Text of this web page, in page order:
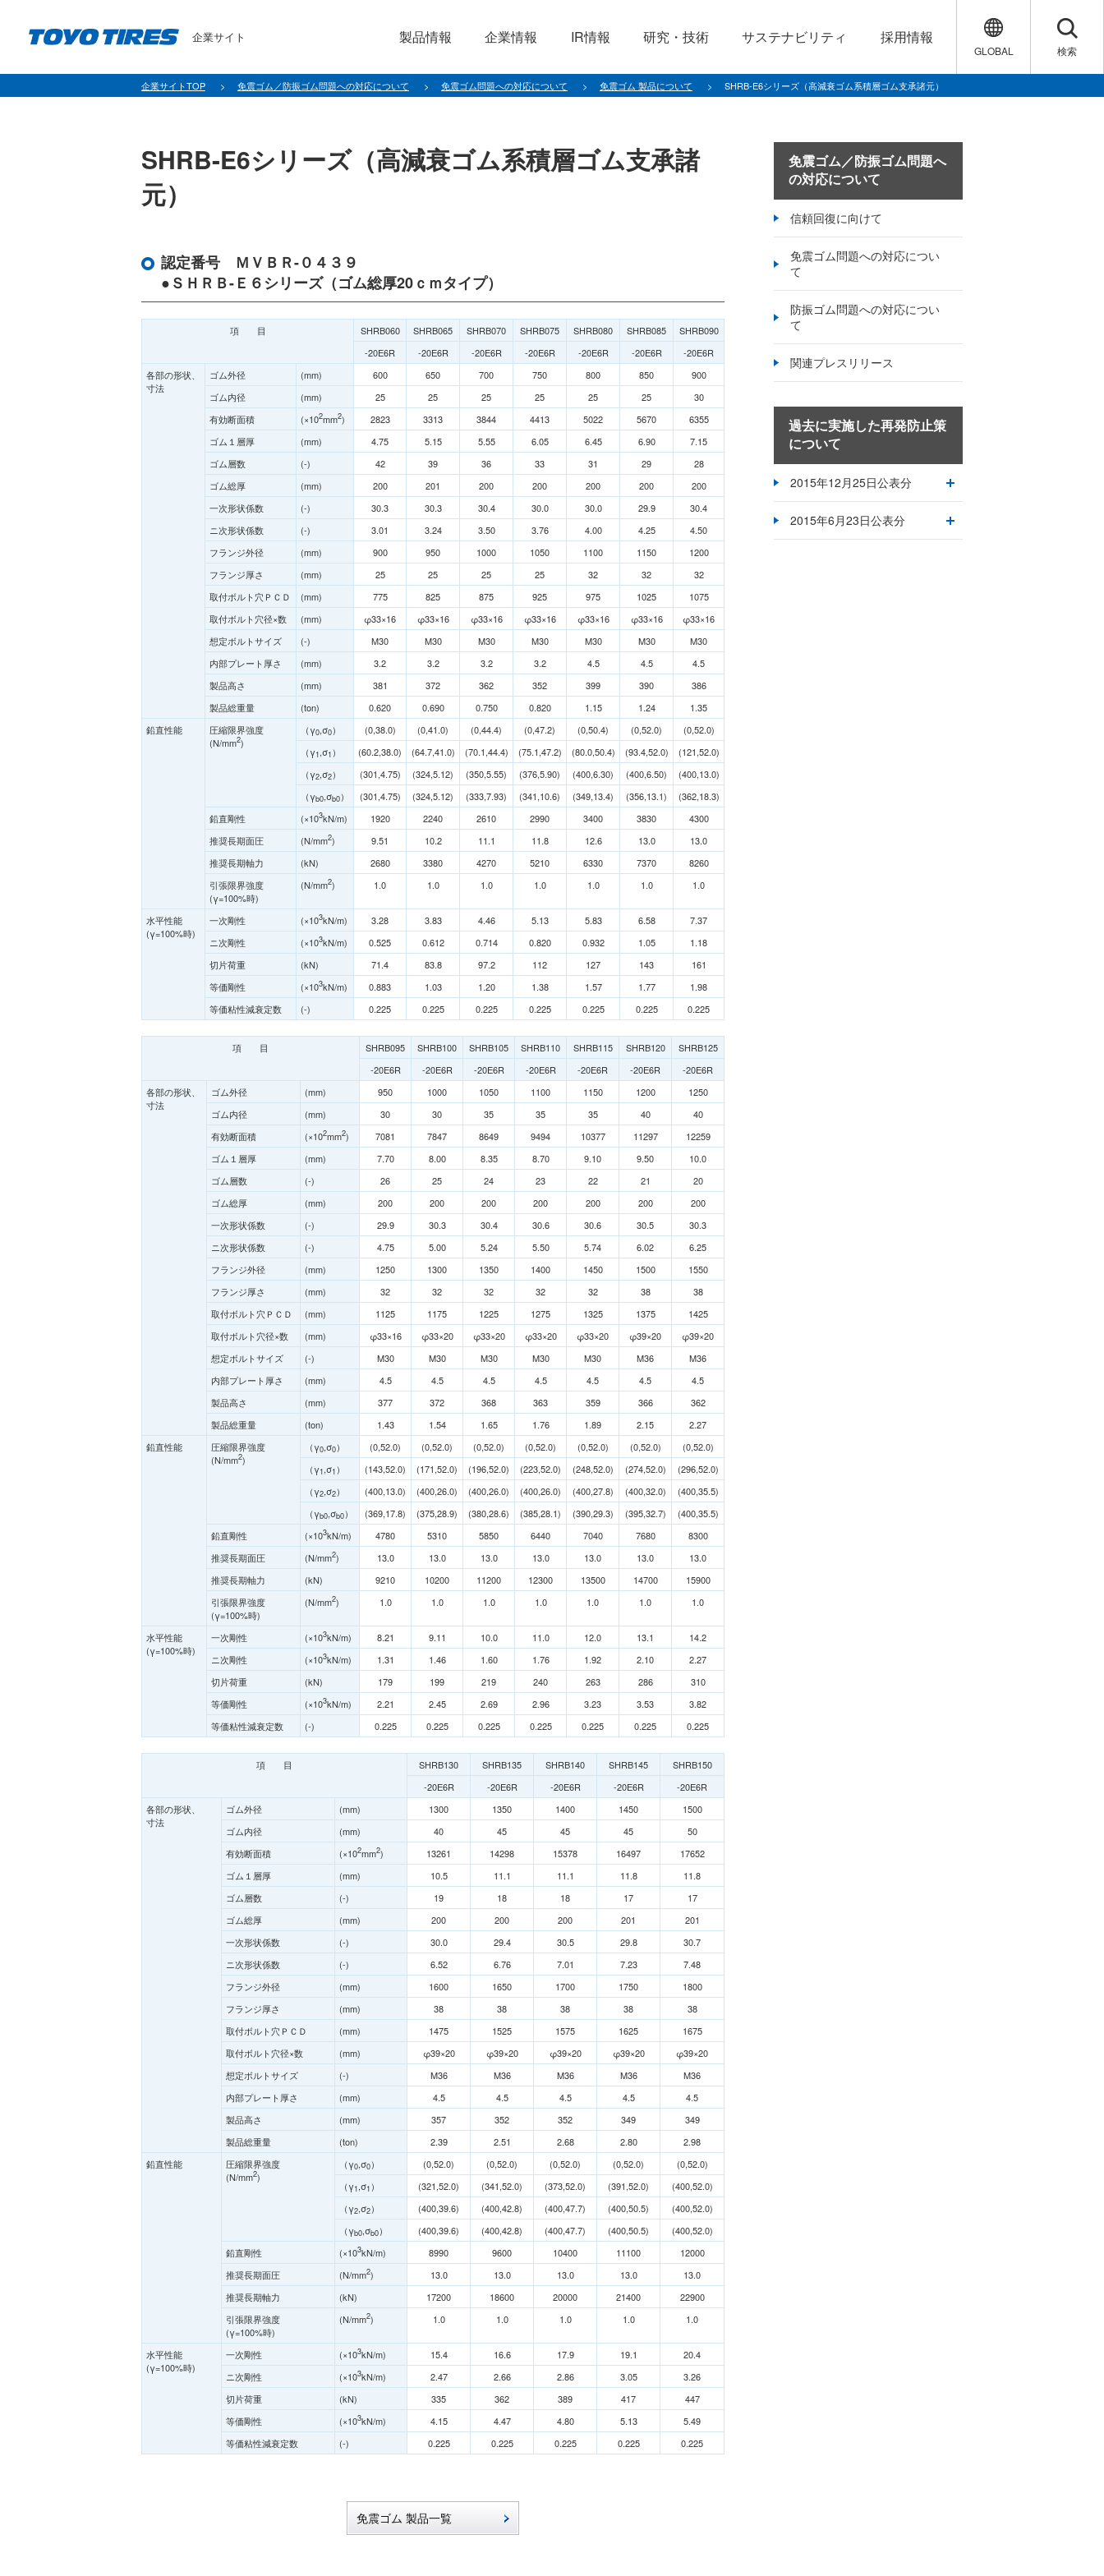
企業サイト 製品情報 企業情報 IR情報 研究・技術 サステナビリティ 採用情報
GLOBAL 検索
企業サイトTOP 免震ゴム／防振ゴム問題への対応について 免震ゴム問題への対応について 免震ゴム 製品について SHRB-E6シリーズ（高減衰ゴム系積層ゴム支承諸元）
SHRB-E6シリーズ（高減衰ゴム系積層ゴム支承諸
元）
認定番号 ＭＶＢＲ-０４３９
●ＳＨＲＢ-Ｅ６シリーズ（ゴム総厚20ｃｍタイプ）
項 目 SHRB060 SHRB065 SHRB070 SHRB075 SHRB080 SHRB085
SHRB090
-20E6R
-20E6R -20E6R -20E6R -20E6R -20E6R
-20E6R
各部の形状、
寸法
ゴム外径 (mm) 600 650 700 750 800 850
900
ゴム内径
(mm) 25 25 25 25 25 25
30
有効断面積
(×102mm2) 2823 3313 3844 4413 5022 5670
6355
ゴム１層厚
(mm) 4.75 5.15 5.55 6.05 6.45 6.90
7.15
ゴム層数
(-) 42 39 36 33 31 29
28
ゴム総厚
(mm) 200 201 200 200 200 200
200
一次形状係数
(-) 30.3 30.3 30.4 30.0 30.0 29.9
30.4
ニ次形状係数
(-) 3.01 3.24 3.50 3.76 4.00 4.25
4.50
フランジ外径
(mm) 900 950 1000 1050 1100 1150
1200
フランジ厚さ
(mm) 25 25 25 25 32 32
32
取付ボルト穴ＰＣＤ
(mm) 775 825 875 925 975 1025
1075
取付ボルト穴径×数
(mm) φ33×16 φ33×16 φ33×16 φ33×16 φ33×16 φ33×16
φ33×16
想定ボルトサイズ
(-) M30 M30 M30 M30 M30 M30
M30
内部プレート厚さ
(mm) 3.2 3.2 3.2 3.2 4.5 4.5
4.5
製品高さ
(mm) 381 372 362 352 399 390
386
製品総重量
(ton) 0.620 0.690 0.750 0.820 1.15 1.24
1.35
鉛直性能
圧縮限界強度
(N/mm2)
（γ0,σ0） (0,38.0) (0,41.0) (0,44.4) (0,47.2) (0,50.4) (0,52.0)
(0,52.0)
（γ1,σ1 ） (60.2,38.0) (64.7,41.0) (70.1,44.4) (75.1,47.2) (80.0,50.4) (93.4,52.0)
(121,52.0)
（γ2,σ2） (301,4.75) (324,5.12) (350,5.55) (376,5.90) (400,6.30) (400,6.50)
(400,13.0)
（γb0,σb0） (301,4.75) (324,5.12) (333,7.93) (341,10.6) (349,13.4) (356,13.1)
(362,18.3)
鉛直剛性
(×103kN/m) 1920 2240 2610 2990 3400 3830
4300
推奨長期面圧
(N/mm2) 9.51 10.2 11.1 11.8 12.6 13.0
13.0
推奨長期軸力
(kN) 2680 3380 4270 5210 6330 7370
8260
引張限界強度
(γ=100%時)
(N/mm2) 1.0 1.0 1.0 1.0 1.0 1.0 1.0
水平性能
(γ=100%時)
一次剛性 (×103kN/m) 3.28 3.83 4.46 5.13 5.83 6.58
7.37
ニ次剛性
(×103kN/m) 0.525 0.612 0.714 0.820 0.932 1.05
1.18
切片荷重
(kN) 71.4 83.8 97.2 112 127 143
161
等価剛性
(×103kN/m) 0.883 1.03 1.20 1.38 1.57 1.77
1.98
等価粘性減衰定数
(-) 0.225 0.225 0.225 0.225 0.225 0.225 0.225
項 目 SHRB095 SHRB100 SHRB105 SHRB110 SHRB115 SHRB120
SHRB125
-20E6R
-20E6R -20E6R -20E6R -20E6R -20E6R
-20E6R
各部の形状、
寸法
ゴム外径 (mm) 950 1000 1050 1100 1150 1200
1250
ゴム内径
(mm) 30 30 35 35 35 40
40
有効断面積
(×102mm2) 7081 7847 8649 9494 10377 11297
12259
ゴム１層厚
(mm) 7.70 8.00 8.35 8.70 9.10 9.50
10.0
ゴム層数
(-) 26 25 24 23 22 21
20
ゴム総厚
(mm) 200 200 200 200 200 200
200
一次形状係数
(-) 29.9 30.3 30.4 30.6 30.6 30.5
30.3
ニ次形状係数
(-) 4.75 5.00 5.24 5.50 5.74 6.02
6.25
フランジ外径
(mm) 1250 1300 1350 1400 1450 1500
1550
フランジ厚さ
(mm) 32 32 32 32 32 38
38
取付ボルト穴ＰＣＤ
(mm) 1125 1175 1225 1275 1325 1375
1425
取付ボルト穴径×数
(mm) φ33×16 φ33×20 φ33×20 φ33×20 φ33×20 φ39×20
φ39×20
想定ボルトサイズ
(-) M30 M30 M30 M30 M30 M36
M36
内部プレート厚さ
(mm) 4.5 4.5 4.5 4.5 4.5 4.5
4.5
製品高さ
(mm) 377 372 368 363 359 366
362
製品総重量
(ton) 1.43 1.54 1.65 1.76 1.89 2.15
2.27
鉛直性能
圧縮限界強度
(N/mm2)
（γ0,σ0） (0,52.0) (0,52.0) (0,52.0) (0,52.0) (0,52.0) (0,52.0)
(0,52.0)
（γ1,σ1 ） (143,52.0) (171,52.0) (196,52.0) (223,52.0) (248,52.0) (274,52.0)
(296,52.0)
（γ2,σ2） (400,13.0) (400,26.0) (400,26.0) (400,26.0) (400,27.8) (400,32.0)
(400,35.5)
（γb0,σb0） (369,17.8) (375,28.9) (380,28.6) (385,28.1) (390,29.3) (395,32.7)
(400,35.5)
鉛直剛性
(×103kN/m) 4780 5310 5850 6440 7040 7680
8300
推奨長期面圧
(N/mm2) 13.0 13.0 13.0 13.0 13.0 13.0
13.0
推奨長期軸力
(kN) 9210 10200 11200 12300 13500 14700
15900
引張限界強度
(γ=100%時)
(N/mm2) 1.0 1.0 1.0 1.0 1.0 1.0 1.0
水平性能
(γ=100%時)
一次剛性 (×103kN/m) 8.21 9.11 10.0 11.0 12.0 13.1
14.2
ニ次剛性
(×103kN/m) 1.31 1.46 1.60 1.76 1.92 2.10
2.27
切片荷重
(kN) 179 199 219 240 263 286
310
等価剛性
(×103kN/m) 2.21 2.45 2.69 2.96 3.23 3.53
3.82
等価粘性減衰定数
(-) 0.225 0.225 0.225 0.225 0.225 0.225 0.225
項 目 SHRB130 SHRB135 SHRB140 SHRB145
SHRB150
-20E6R
-20E6R -20E6R -20E6R
-20E6R
各部の形状、
寸法
ゴム外径 (mm) 1300 1350 1400 1450
1500
ゴム内径
(mm) 40 45 45 45
50
有効断面積
(×102mm2) 13261 14298 15378 16497
17652
ゴム１層厚
(mm) 10.5 11.1 11.1 11.8
11.8
ゴム層数
(-) 19 18 18 17
17
ゴム総厚
(mm) 200 200 200 201
201
一次形状係数
(-) 30.0 29.4 30.5 29.8
30.7
ニ次形状係数
(-) 6.52 6.76 7.01 7.23
7.48
フランジ外径
(mm) 1600 1650 1700 1750
1800
フランジ厚さ
(mm) 38 38 38 38
38
取付ボルト穴ＰＣＤ
(mm) 1475 1525 1575 1625
1675
取付ボルト穴径×数
(mm) φ39×20 φ39×20 φ39×20 φ39×20
φ39×20
想定ボルトサイズ
(-) M36 M36 M36 M36
M36
内部プレート厚さ
(mm) 4.5 4.5 4.5 4.5
4.5
製品高さ
(mm) 357 352 352 349
349
製品総重量
(ton) 2.39 2.51 2.68 2.80
2.98
鉛直性能
圧縮限界強度
(N/mm2)
（γ0,σ0） (0,52.0) (0,52.0) (0,52.0) (0,52.0)
(0,52.0)
（γ1,σ1 ） (321,52.0) (341,52.0) (373,52.0) (391,52.0)
(400,52.0)
（γ2,σ2） (400,39.6) (400,42.8) (400,47.7) (400,50.5)
(400,52.0)
（γb0,σb0） (400,39.6) (400,42.8) (400,47.7) (400,50.5)
(400,52.0)
鉛直剛性
(×103kN/m) 8990 9600 10400 11100
12000
推奨長期面圧
(N/mm2) 13.0 13.0 13.0 13.0
13.0
推奨長期軸力
(kN) 17200 18600 20000 21400
22900
引張限界強度
(γ=100%時)
(N/mm2) 1.0 1.0 1.0 1.0 1.0
水平性能
(γ=100%時)
一次剛性 (×103kN/m) 15.4 16.6 17.9 19.1
20.4
ニ次剛性
(×103kN/m) 2.47 2.66 2.86 3.05
3.26
切片荷重
(kN) 335 362 389 417
447
等価剛性
(×103kN/m) 4.15 4.47 4.80 5.13
5.49
等価粘性減衰定数
(-) 0.225 0.225 0.225 0.225 0.225
免震ゴム 製品一覧
免震ゴム／防振ゴム問題へ
の対応について
信頼回復に向けて
免震ゴム問題への対応につい
て
防振ゴム問題への対応につい
て
関連プレスリリース
過去に実施した再発防止策
について
2015年12月25日公表分
2015年6月23日公表分